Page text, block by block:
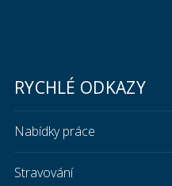
RYCHLÉ ODKAZY
Nabídky práce
Stravování